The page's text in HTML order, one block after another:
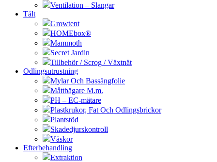
Ventilation – Slangar
Tält
Growtent
HOMEbox®
Mammoth
Secret Jardin
Tillbehör / Scrog / Växtnät
Odlingsutrustning
Mylar Och Bassängfolie
Måttbägare M.m.
PH – EC-mätare
Plastkrukor, Fat Och Odlingsbrickor
Plantstöd
Skadedjurskontroll
Väskor
Efterbehandling
Extraktion